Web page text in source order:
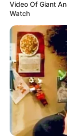
Video Of Giant
Watch